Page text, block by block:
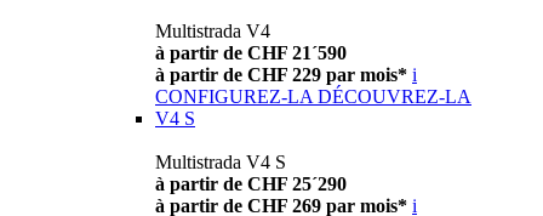
Multistrada V4
à partir de CHF 21´590
à partir de CHF 229 par mois* i
CONFIGUREZ-LA DÉCOUVREZ-LA
V4 S
Multistrada V4 S
à partir de CHF 25´290
à partir de CHF 269 par mois* i